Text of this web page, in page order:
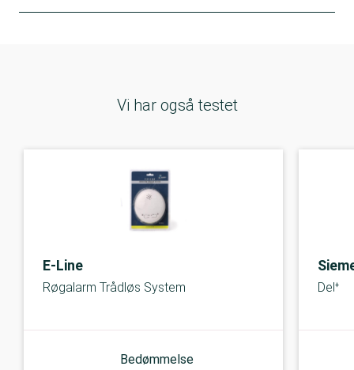
Vi har også testet
E-Line
Røgalarm Trådløs System
Bedømmelse
Delta